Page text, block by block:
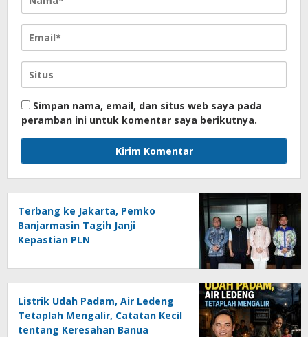
Simpan nama, email, dan situs web saya pada
peramban ini untuk komentar saya berikutnya.
Terbang ke Jakarta, Pemko
Banjarmasin Tagih Janji
Kepastian PLN
Listrik Udah Padam, Air Ledeng
Tetaplah Mengalir, Catatan Kecil
tentang Keresahan Banua